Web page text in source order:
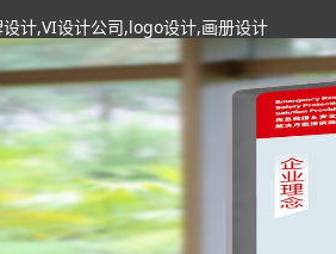
计,VI设计公司,logo设计,画册设计